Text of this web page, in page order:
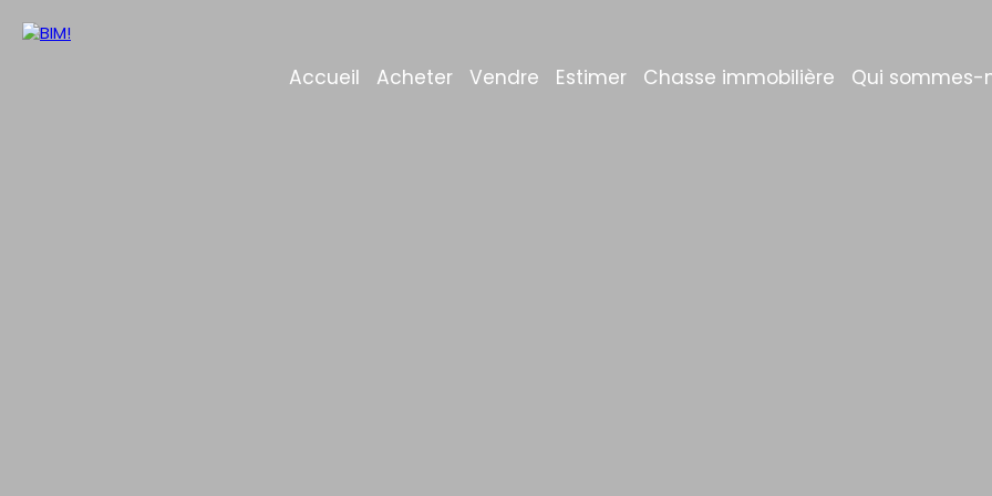
Accueil Acheter Vendre Estimer Chasse immobilière Qui sommes-